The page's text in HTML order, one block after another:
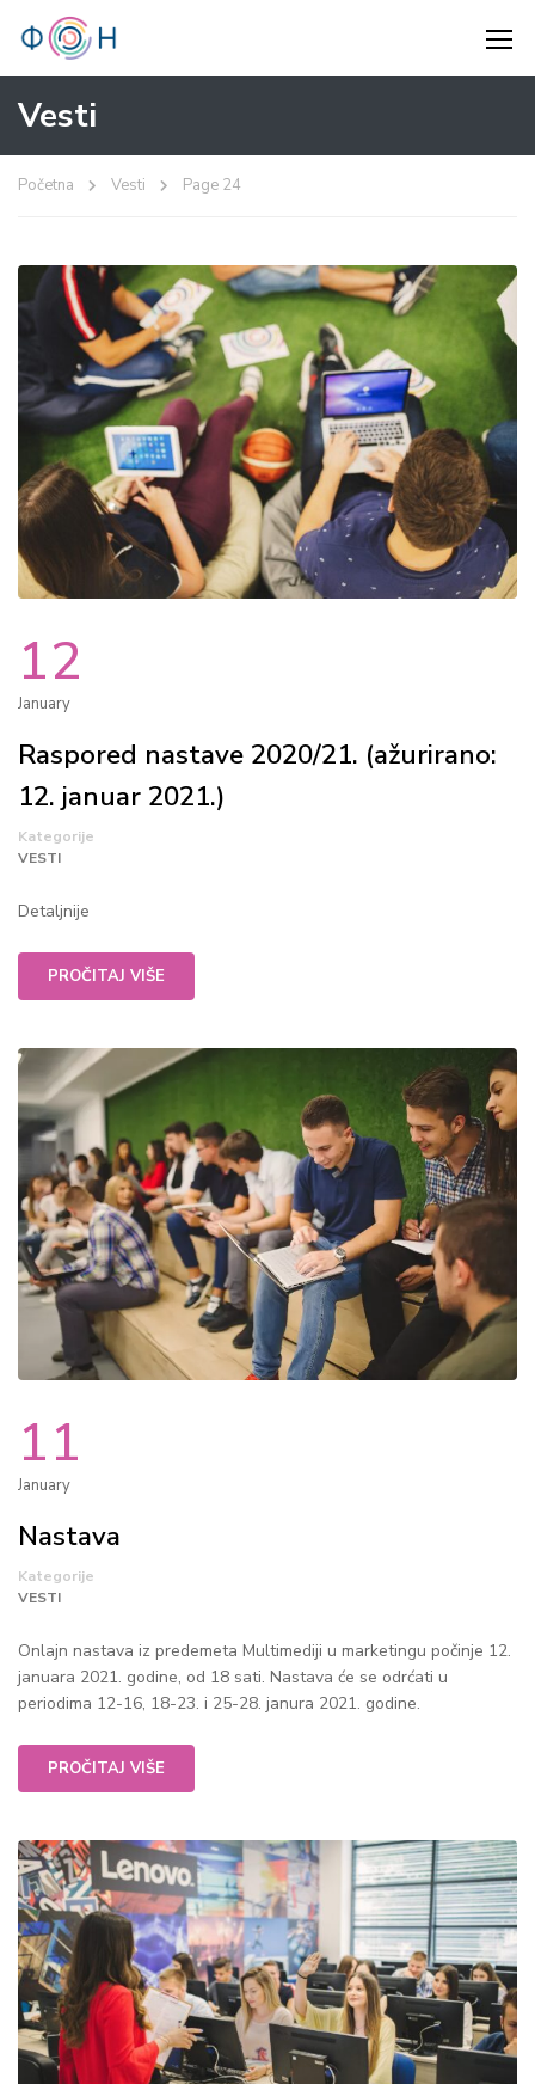
Vesti
Početna Vesti Page 24
12
January
Raspored nastave 2020/21. (ažurirano:
12. januar 2021.)
Kategorije
VESTI
Detaljnije
PROČITAJ VIŠE
11
January
Nastava
Kategorije
VESTI
Onlajn nastava iz predemeta Multimediji u marketingu počinje 12.
januara 2021. godine, od 18 sati. Nastava će se odrćati u
periodima 12-16, 18-23. i 25-28. janura 2021. godine.
PROČITAJ VIŠE